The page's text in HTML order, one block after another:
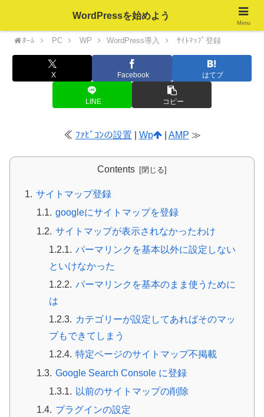
ﾎｰﾑ PC WP WordPress導入 ｻｲﾄﾏｯﾌﾟ登録
X Facebook はてブ
LINE コピー
≪ ﾌｧﾋﾞｺﾝの設置 Wp | AMP ≫
Contents
サイトマップ登録
googleにサイトマップを登録
サイトマップが表示されなかったわけ
パーマリンクを基本以外に設定しない
といけなかった
パーマリンクを基本のまま使うために
は
カテゴリーが設定してあればそのマッ
プもできてしまう
特定ページのサイトマップ不掲載
Google Search Console に登録
以前のサイトマップの削除
プラグインの設定
WordPressを始めよう
Menu